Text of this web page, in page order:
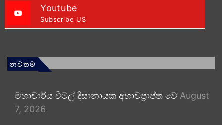
Youtube
Subscribe US
නවතම
මහාචාර්ය විමල් දිසානායක අභාවප්‍රාප්ත වේ August
7, 2026